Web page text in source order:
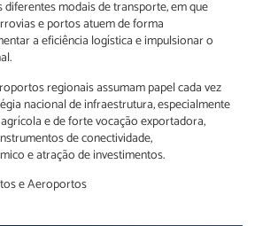
modais de transporte, em que
e portos atuem de forma
a eficiência logística e impulsionar o
regionais assumam papel cada vez
nacional de infraestrutura, especialmente
e de forte vocação exportadora,
de conectividade,
e atração de investimentos.
e Aeroportos